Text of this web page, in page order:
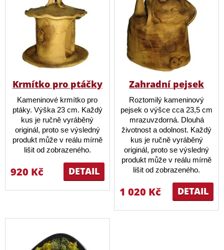
Krmítko pro ptáčky
Kameninové krmítko pro
ptáky. Výška 23 cm. Každý
kus je ručně vyráběný
originál, proto se výsledný
produkt může v reálu mírně
lišit od zobrazeného.
DETAIL
920 Kč
Zahradní pejsek
Roztomilý kameninový
pejsek o výšce cca 23,5 cm
mrazuvzdorná. Dlouhá
životnost a odolnost. Každý
kus je ručně vyráběný
originál, proto se výsledný
produkt může v reálu mírně
lišit od zobrazeného.
DETAIL
1 020 Kč